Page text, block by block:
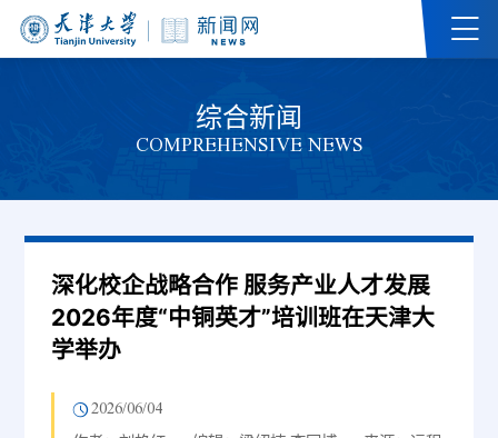
综合新闻
COMPREHENSIVE NEWS
深化校企战略合作 服务产业人才发展
2026年度“中铜英才”培训班在天津大
学举办
2026/06/04